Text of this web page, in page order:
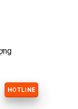
HOTLINE